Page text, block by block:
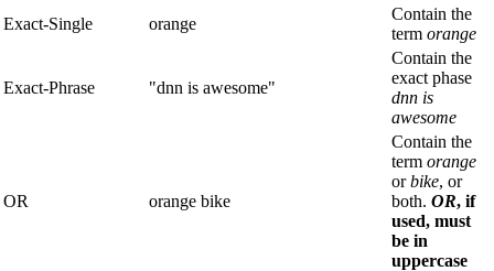
Exact-Single
orange
Contain the
term orange
Exact-Phrase "dnn is awesome"
Contain the
exact phase
dnn is
awesome
OR orange bike
Contain the
term orange
orbike, or
both. OR, if
used, must
be in
uppercase